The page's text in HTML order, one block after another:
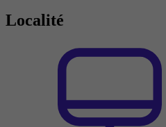
Localité